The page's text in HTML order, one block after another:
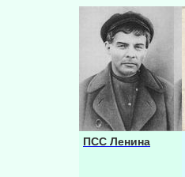
ПСС Ленина